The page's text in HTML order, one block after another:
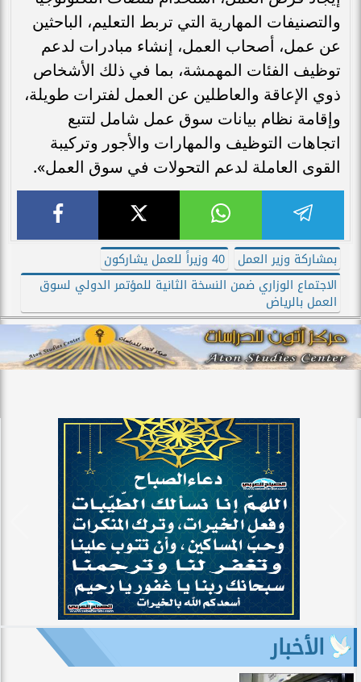
والتصنيفات المهارية التي تربط التعليم، الباحثين
عن عمل، أصحاب العمل، إنشاء مبادرات لدعم
توظيف الفئات المهمشة، بما في ذلك الأشخاص
ذوي الإعاقة والعاطلين عن العمل لفترات طويلة،
وإقامة نظام بيانات سوق عمل شامل لتتبع
اتجاهات التوظيف والمهارات والأجور وتركيبة
القوى العاملة لدعم التحولات في سوق العمل».
بمشاركة وزير العمل
40 وزيراً للعمل يشاركون
الاجتماع الوزاري ضمن النسخة الثانية للمؤتمر الدولي لسوق
العمل بالرياض
الأخبار